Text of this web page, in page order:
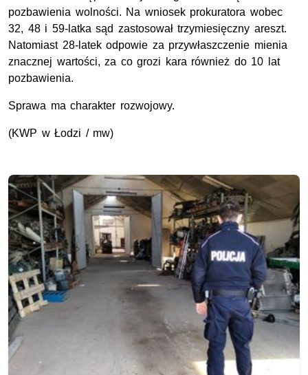
pozbawienia wolności. Na wniosek prokuratora wobec
32, 48 i 59-latka sąd zastosował trzymiesięczny areszt.
Natomiast 28-latek odpowie za przywłaszczenie mienia
znacznej wartości, za co grozi kara również do 10 lat
pozbawienia.
Sprawa ma charakter rozwojowy.
(KWP w Łodzi / mw)